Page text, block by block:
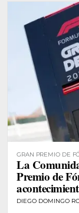
GRAN PREMIO DE
La
Premio de
DIEGO DOMINGO